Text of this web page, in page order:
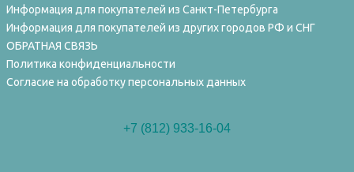
Информация для покупателей из Санкт-Петербурга
Информация для покупателей из других городов РФ и СНГ
ОБРАТНАЯ СВЯЗЬ
Политика конфиденциальности
Согласие на обработку персональных данных
+7 (812) 933-16-04